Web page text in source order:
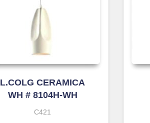
L.COLG CERAMICA
WH # 8104H-WH
C421